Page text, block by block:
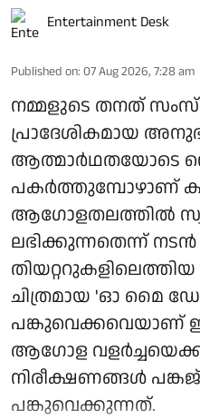
Entertainment Desk
Published on: 07 Aug 2026, 7:28 am
നമ്മളുടെ തനത്
പ്രാദേശികമായ
ആത്മാർഥതയോടെ
പകർത്തുമ്പോഴാണ്
ആഗോളതലത്തിൽ
ലഭിക്കുന്നതെന്ന് നടൻ
ചിത്രമായ 'ഓ മൈ
പങ്കുവെക്കവെയാണ്
ആഗോള
നിരീക്ഷണങ്ങൾ പങ്കജ്
പങ്കുവെക്കുന്നത്.